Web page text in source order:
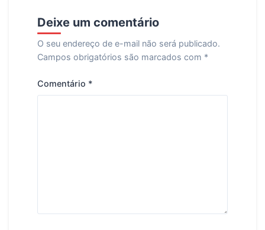
Deixe um comentário
O seu endereço de e-mail não será publicado.
Campos obrigatórios são marcados com *
Comentário *